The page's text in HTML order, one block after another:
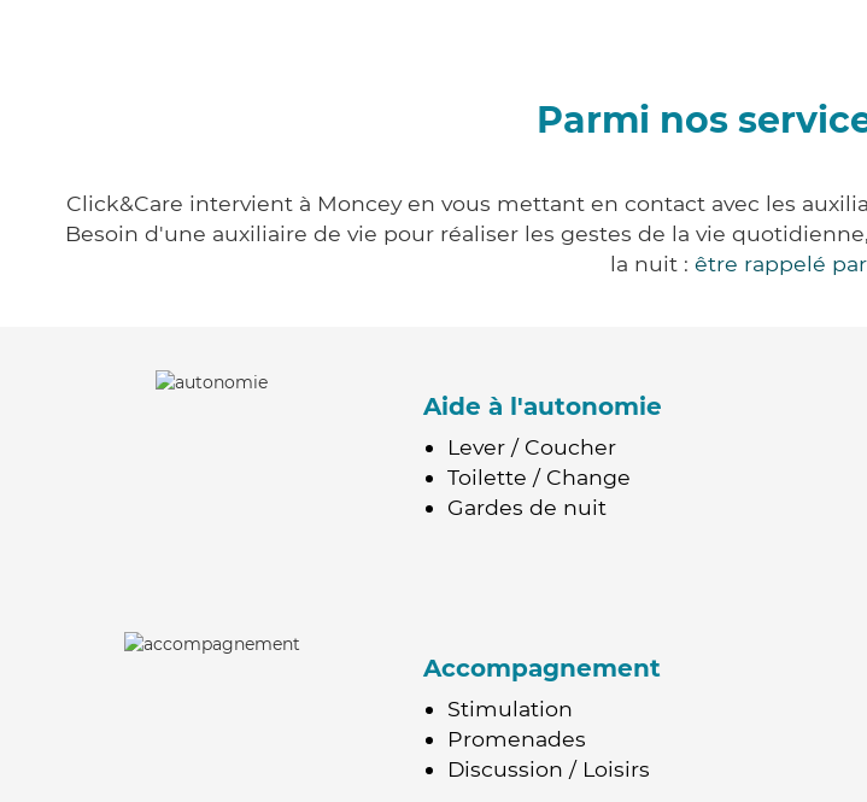
Parmi nos
Click&Care intervient à Moncey en vous mettant en contact avec les
Besoin d'une auxiliaire de vie pour réaliser les gestes de la vie
la nuit : être rappelé
Aide à l'autonomie
Lever / Coucher
Toilette / Change
Gardes de nuit
Accompagnement
Stimulation
Promenades
Discussion / Loisirs